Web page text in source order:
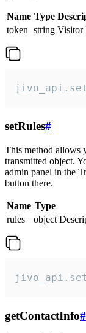
Name Type
token string Visitor
setRules#
This method allows
transmitted object.
admin panel in the
button there.
Name Type
rules
object
getContactInfo#